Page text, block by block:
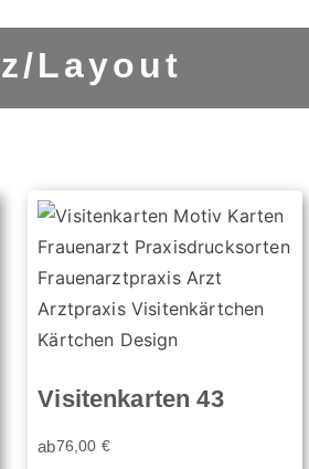
Layout
Visitenkarten 43
ab76,00 €